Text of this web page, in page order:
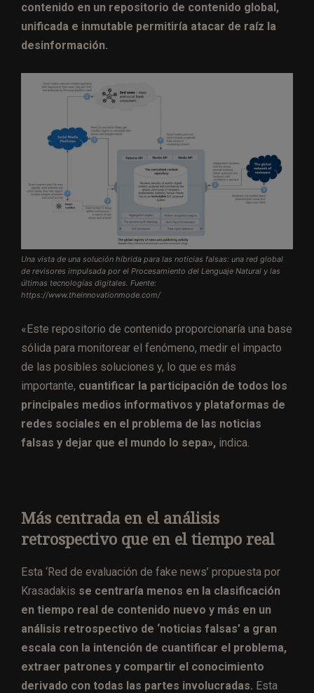
contenido en un repositorio de contenido global,
unificada e inmutable permitiría atacar de raíz la
desinformación.
Una vista de una solución híbrida para las noticias falsas: una red global
de revisores impulsada por el Procesamiento del Lenguaje Natural y las
últimas tecnologías digitales. Fuente:
https://www.theinnovationmode.com/
«Este repositorio de contenido proporcionaría una base
sólida para monitorear el fenómeno, medir el impacto
de las posibles soluciones y, lo que es más
importante, cuantificar la participación de todos los
principales medios informativos y plataformas de
redes sociales en el problema de las noticias
falsas y dejar que el mundo lo sepa», indica.
Más centrada en el análisis
retrospectivo que en el tiempo real
Esta ‘Red de evaluación de fake news’ propuesta por
Krasadakis se centraría menos en la clasificación
en tiempo real de contenido nuevo y más en un
análisis retrospectivo de ‘noticias falsas’ a gran
escala con la intención de cuantificar el problema,
extraer patrones y compartir el conocimiento
derivado con todas las partes involucradas. Esta